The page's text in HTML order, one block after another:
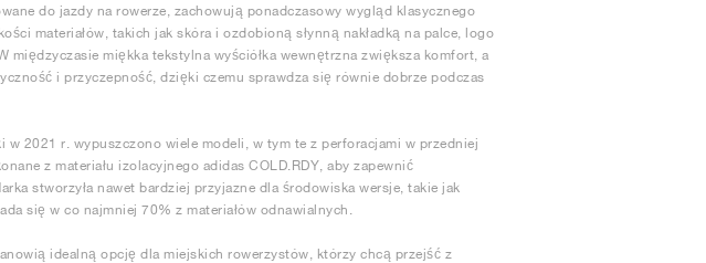
do jazdy na rowerze, zachowują ponadczasowy wygląd klasycznego
materiałów, takich jak skóra i ozdobioną słynną nakładką na palce, logo
miękka tekstylna wyściółka wewnętrzna zwiększa komfort, a
i przyczepność, dzięki czemu sprawdza się równie dobrze podczas
2021 r. wypuszczono wiele modeli, w tym te z perforacjami w przedniej
z materiału izolacyjnego adidas COLD.RDY, aby zapewnić
stworzyła nawet bardziej przyjazne dla środowiska wersje, takie jak
się w co najmniej 70% z materiałów odnawialnych.
idealną opcję dla miejskich rowerzystów, którzy chcą przejść z